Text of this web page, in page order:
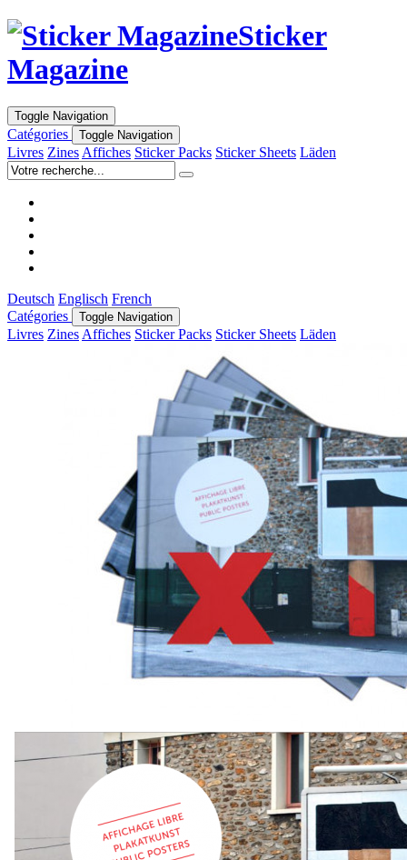
Sticker
Magazine
Toggle Navigation
Catégories Toggle Navigation
Livres Zines Affiches Sticker Packs Sticker Sheets Läden
Deutsch Englisch French
Catégories
Toggle Navigation
Livres Zines Affiches Sticker Packs Sticker Sheets Läden